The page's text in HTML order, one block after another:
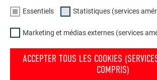
Offres d’emploi
Presse
Questions
Essentiels Statistiques (services
Marketing et médias externes (services
ACCEPTER TOUS LES COOKIES
COMPRIS)